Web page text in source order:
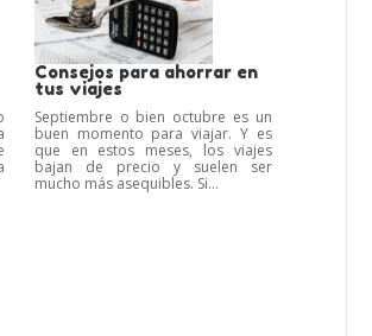
Consejos para ahorrar en
tus viajes
Septiembre o bien octubre es un
buen momento para viajar. Y es
que en estos meses, los viajes
bajan de precio y suelen ser
mucho más asequibles. Si...